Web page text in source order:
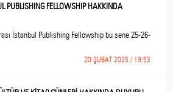
PUBLISHING FELLOWSHIP HAKKINDA
İstanbul Publishing Fellowship bu sene 25-26-
20 ŞUBAT 2025 / 19:53